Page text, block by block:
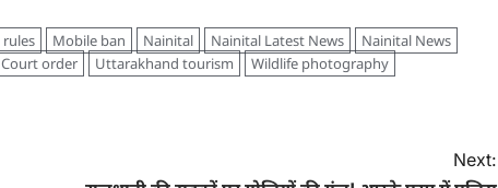
rules Mobile ban Nainital Nainital Latest News
Nainital News
order
Uttarakhand tourism Wildlife photography
Next: